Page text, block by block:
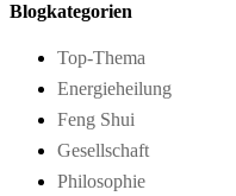
Blogkategorien
Top-Thema
Energieheilung
Feng Shui
Gesellschaft
Philosophie